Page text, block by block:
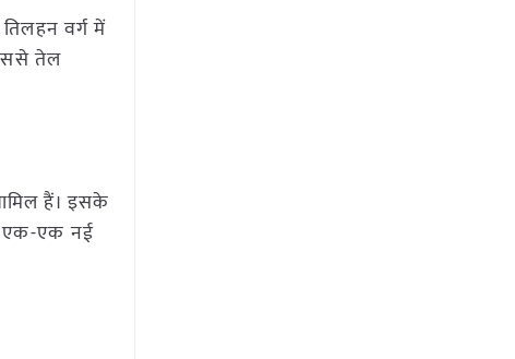
वर्ग में
तेल
हैं। इसके
एक-एक नई